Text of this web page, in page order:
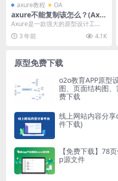
axure教程 OA
axure不能复制该怎么？(Axu
re的复制功能使用指南)
Axure是一款强大的原型设计工
具，它能够帮助用户快速创建交互
式原型。在使用Ax...
3 年前 4.1K
原型免费下载
o2o教育APP原型
图、页面结构图
费下载
线上网站内容分
件下载)
【免费下载】78
p源文件